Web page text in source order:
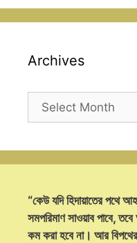
Archives
Archives
“কেউ যদি হিদায়াতের পথে
সমপরিমাণ সাওয়াব পাবে,
কম করা হবে না। আর